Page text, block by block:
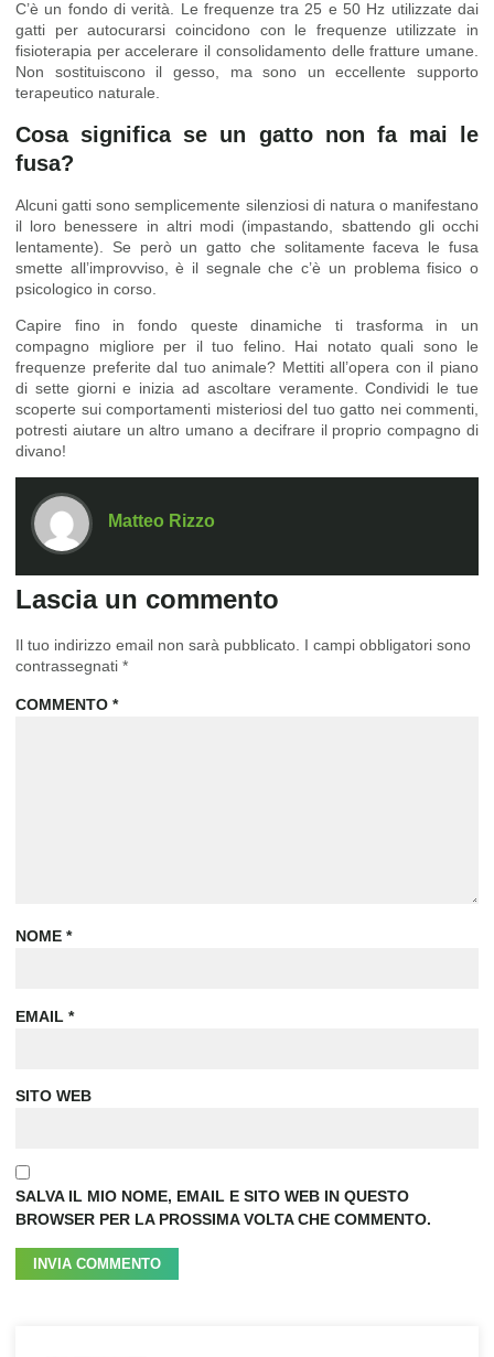
C’è un fondo di verità. Le frequenze tra 25 e 50 Hz utilizzate dai
gatti per autocurarsi coincidono con le frequenze utilizzate in
fisioterapia per accelerare il consolidamento delle fratture umane.
Non sostituiscono il gesso, ma sono un eccellente supporto
terapeutico naturale.
Cosa significa se un gatto non fa mai le
fusa?
Alcuni gatti sono semplicemente silenziosi di natura o manifestano
il loro benessere in altri modi (impastando, sbattendo gli occhi
lentamente). Se però un gatto che solitamente faceva le fusa
smette all’improvviso, è il segnale che c’è un problema fisico o
psicologico in corso.
Capire fino in fondo queste dinamiche ti trasforma in un
compagno migliore per il tuo felino. Hai notato quali sono le
frequenze preferite dal tuo animale? Mettiti all’opera con il piano
di sette giorni e inizia ad ascoltare veramente. Condividi le tue
scoperte sui comportamenti misteriosi del tuo gatto nei commenti,
potresti aiutare un altro umano a decifrare il proprio compagno di
divano!
Matteo Rizzo
Lascia un commento
Il tuo indirizzo email non sarà pubblicato. I campi obbligatori sono
contrassegnati *
COMMENTO *
NOME *
EMAIL *
SITO WEB
SALVA IL MIO NOME, EMAIL E SITO WEB IN QUESTO
BROWSER PER LA PROSSIMA VOLTA CHE COMMENTO.